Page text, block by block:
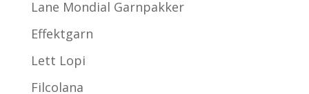
Lane Mondial Garnpakker
Effektgarn
Lett Lopi
Filcolana